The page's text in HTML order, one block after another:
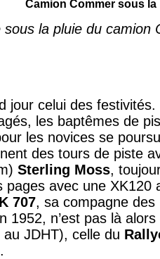
Camion Commer sous la
sous la pluie du camion
jour celui des
les baptêmes de
les novices se
des tours de piste
Sterling Moss,
pages avec une XK120
707, sa compagne des
1952, n’est pas là
JDHT), celle du